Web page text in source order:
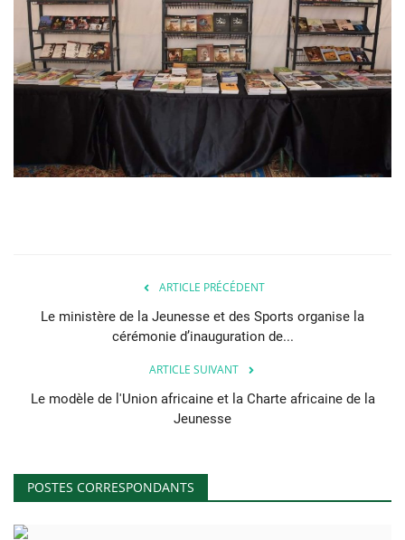
ARTICLE PRÉCÉDENT
Le ministère de la Jeunesse et des Sports organise la
cérémonie d’inauguration de...
ARTICLE SUIVANT
Le modèle de l'Union africaine et la Charte africaine de la
Jeunesse
POSTES CORRESPONDANTS